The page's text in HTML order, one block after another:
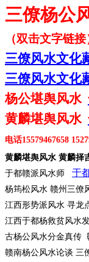
三僚杨公
（双击文字链接
三僚风水文化
三僚风水文化
杨公堪舆风水
黄麟堪舆风水
电话15579467658
黄麟堪舆风水黄麟择
于都赣派风水师 于
杨筠松风水 赣州三僚
江西形势派风水 寻龙
江西于都杨救贫风水
古杨公风水分金真传
赣南杨公风水论谈 三